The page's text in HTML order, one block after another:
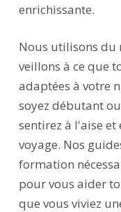
enrichissante.
Nous utilisons du
veillons à ce que
adaptées à votre
soyez débutant
sentirez à l'aise
voyage. Nos
formation
pour vous aider
que vous viviez